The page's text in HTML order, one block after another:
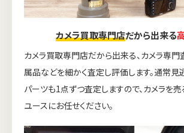
カメラ買取専門店だから出来る
カメラ買取専門店だから出来る、カメラ専門
属品などを細かく査定し評価します。通常見
パーツも1点ずつ査定しますので、カメラを売
ユースにお任せください。